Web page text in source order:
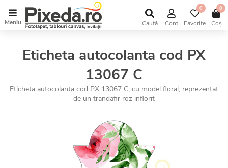
Meniu Caută Cont Favorite
0
Coș
0
Eticheta autocolanta cod PX
13067 C
Eticheta autocolanta cod PX 13067 C, cu model floral, reprezentat
de un trandafir roz inflorit